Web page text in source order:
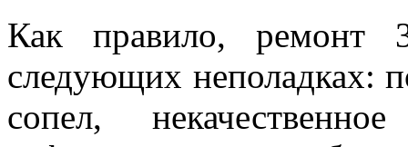
Как правило, ремонт
следующих неполадках:
сопел,